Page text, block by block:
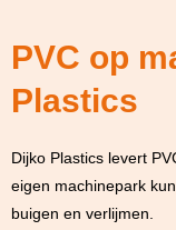
PVC op
Plastics
Dijko Plastics levert
eigen machinepark
buigen en verlijmen.